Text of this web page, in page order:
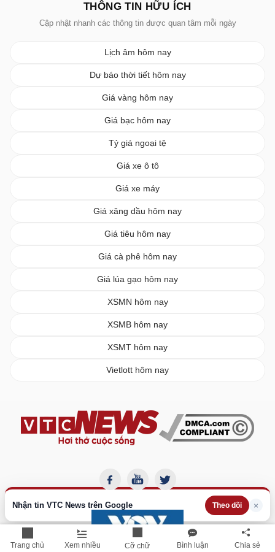
Trang chủ Xem nhiều Cỡ chữ Bình luận Chia sẻ
Nhận tin VTC News trên Google Theo dõi ×
THÔNG TIN HỮU ÍCH
Cập nhật nhanh các thông tin được quan tâm mỗi ngày
Lịch âm hôm nay
Dự báo thời tiết hôm nay
Giá vàng hôm nay
Giá bạc hôm nay
Tỷ giá ngoại tệ
Giá xe ô tô
Giá xe máy
Giá xăng dầu hôm nay
Giá tiêu hôm nay
Giá cà phê hôm nay
Giá lúa gạo hôm nay
XSMN hôm nay
XSMB hôm nay
XSMT hôm nay
Vietlott hôm nay